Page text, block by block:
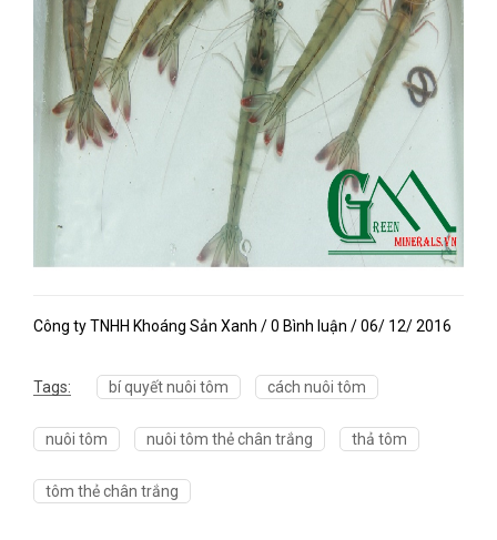
Công ty TNHH Khoáng Sản Xanh / 0 Bình luận / 06/ 12/ 2016
Tags: bí quyết nuôi tôm cách nuôi tôm
nuôi tôm nuôi tôm thẻ chân trắng thả tôm
tôm thẻ chân trắng